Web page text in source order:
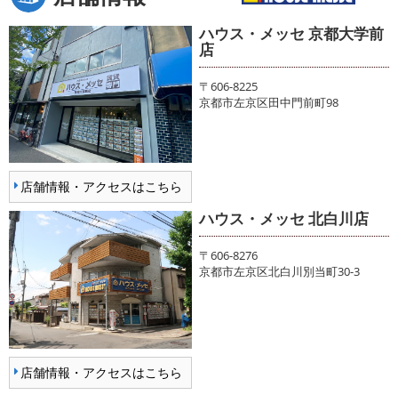
店舗情報・アクセスはこちら
ハウス・メッセ 京都大学前
店
〒606-8225
京都市左京区田中門前町98
店舗情報・アクセスはこちら
ハウス・メッセ 北白川店
〒606-8276
京都市左京区北白川別当町30-3